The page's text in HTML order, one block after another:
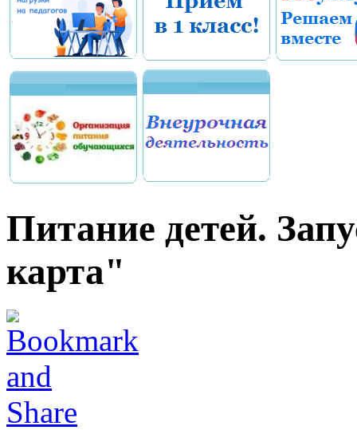
Питание детей.
карта"